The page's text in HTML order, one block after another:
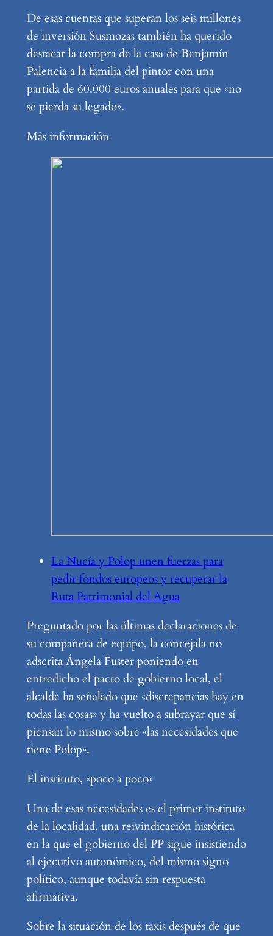
De esas cuentas que superan los seis millones
de inversión Susmozas también ha querido
destacar la compra de la casa de Benjamín
Palencia a la familia del pintor con una
partida de 60.000 euros anuales para que «no
se pierda su legado».
Más información
La Nucía y Polop unen fuerzas para
pedir fondos europeos y recuperar la
Ruta Patrimonial del Agua
Preguntado por las últimas declaraciones de
su compañera de equipo, la concejala no
adscrita Ángela Fuster poniendo en
entredicho el pacto de gobierno local, el
alcalde ha señalado que «discrepancias hay en
todas las cosas» y ha vuelto a subrayar que sí
piensan lo mismo sobre «las necesidades que
tiene Polop».
El instituto, «poco a poco»
Una de esas necesidades es el primer instituto
de la localidad, una reivindicación histórica
en la que el gobierno del PP sigue insistiendo
al ejecutivo autonómico, del mismo signo
político, aunque todavía sin respuesta
afirmativa.
Sobre la situación de los taxis después de que